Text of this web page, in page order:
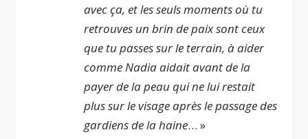
avec ça, et les seuls moments où tu
retrouves un brin de paix sont ceux
que tu passes sur le terrain, à aider
comme Nadia aidait avant de la
payer de la peau qui ne lui restait
plus sur le visage après le passage des
gardiens de la haine… »